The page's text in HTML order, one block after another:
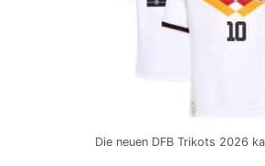
Die neuen DFB Trikots 2026